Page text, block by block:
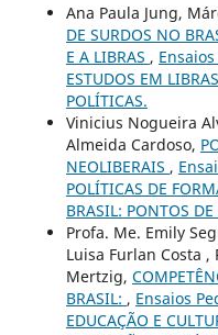
Ana Paula Jung,
DE SURDOS NO
E A LIBRAS ,
ESTUDOS EM
POLÍTICAS.
Vinicius Nogueira
Almeida Cardoso,
NEOLIBERAIS ,
POLÍTICAS DE
BRASIL: PONTOS
Profa. Me. Emily
Luisa Furlan Costa
Mertzig,
BRASIL: , Ensaios
EDUCAÇÃO E